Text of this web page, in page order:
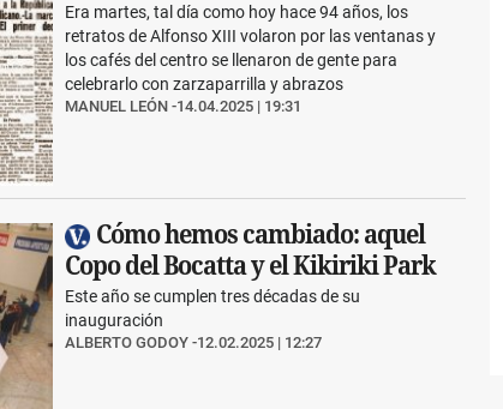
MANUEL LEÓN 14.04.2025 | 19:31
Era martes, tal día como hoy hace 94 años, los
retratos de Alfonso XIII volaron por las ventanas y
los cafés del centro se llenaron de gente para
celebrarlo con zarzaparrilla y abrazos
Cómo hemos cambiado: aquel
Copo del Bocatta y el Kikiriki Park
ALBERTO GODOY 12.02.2025 | 12:27
Este año se cumplen tres décadas de su
inauguración